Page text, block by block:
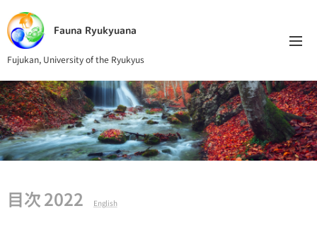
Fauna Ryukyuana
Fujukan, University of the Ryukyus
目次 2022 English